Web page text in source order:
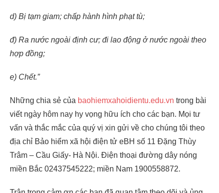
d) Bị tạm giam; chấp hành hình phạt tù;
đ) Ra nước ngoài định cư; đi lao động ở nước ngoài theo
hợp đồng;
e) Chết.”
Những chia sẻ của baohiemxahoidientu.edu.vn trong bài
viết ngày hôm nay hy vọng hữu ích cho các bạn. Mọi tư
vấn và thắc mắc của quý vị xin gửi về cho chúng tôi theo
địa chỉ Bảo hiểm xã hội điện tử eBH số 11 Đặng Thùy
Trâm – Cầu Giấy- Hà Nội. Điện thoại đường dây nóng
miền Bắc 02437545222; miền Nam 1900558872.